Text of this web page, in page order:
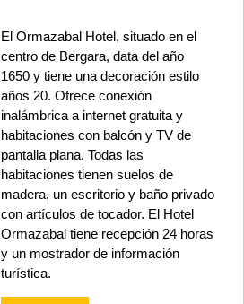
El Ormazabal Hotel, situado en el
centro de Bergara, data del año
1650 y tiene una decoración estilo
años 20. Ofrece conexión
inalámbrica a internet gratuita y
habitaciones con balcón y TV de
pantalla plana. Todas las
habitaciones tienen suelos de
madera, un escritorio y baño privado
con artículos de tocador. El Hotel
Ormazabal tiene recepción 24 horas
y un mostrador de información
turística.